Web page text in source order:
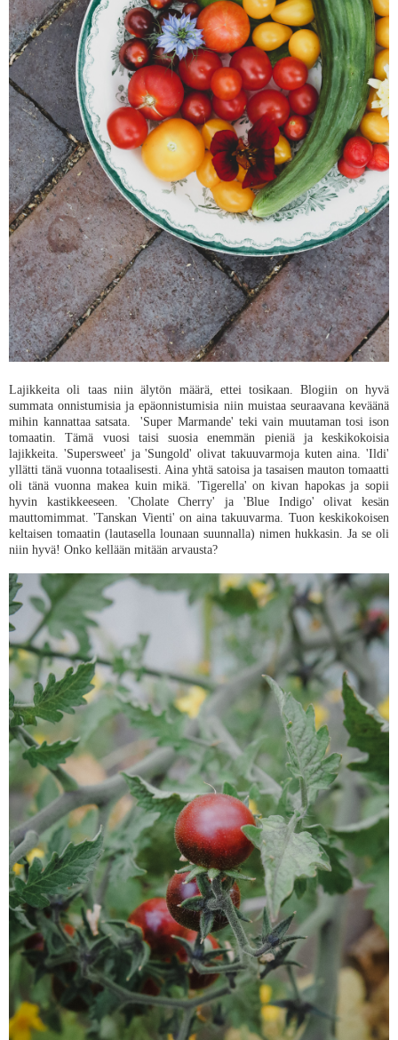
Lajikkeita oli taas niin älytön määrä, ettei tosikaan. Blogiin on hyvä
summata onnistumisia ja epäonnistumisia niin muistaa seuraavana keväänä
mihin kannattaa satsata. 'Super Marmande' teki vain muutaman tosi ison
tomaatin. Tämä vuosi taisi suosia enemmän pieniä ja keskikokoisia
lajikkeita. 'Supersweet' ja 'Sungold' olivat takuuvarmoja kuten aina. 'Ildi'
yllätti tänä vuonna totaalisesti. Aina yhtä satoisa ja tasaisen mauton tomaatti
oli tänä vuonna makea kuin mikä. 'Tigerella' on kivan hapokas ja sopii
hyvin kastikkeeseen. 'Cholate Cherry' ja 'Blue Indigo' olivat kesän
mauttomimmat. 'Tanskan Vienti' on aina takuuvarma. Tuon keskikokoisen
keltaisen tomaatin (lautasella lounaan suunnalla) nimen hukkasin. Ja se oli
niin hyvä! Onko kellään mitään arvausta?